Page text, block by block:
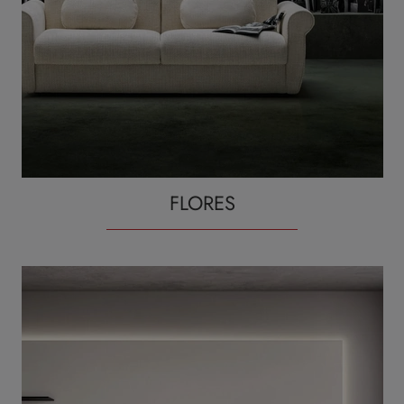
FLORES